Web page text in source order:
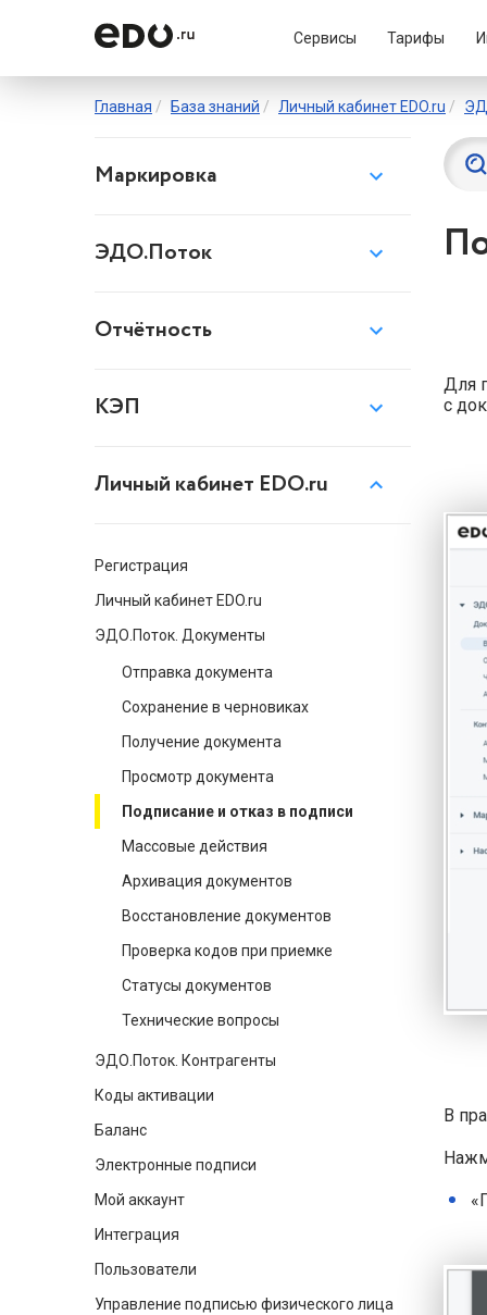
Сервисы Тарифы
Главная База знаний Личный кабинет EDO.ru
Маркировка
ЭДО.Поток
Отчётность
КЭП
Личный кабинет EDO.ru
Регистрация
Личный кабинет EDO.ru
ЭДО.Поток. Документы
Отправка документа
Сохранение в черновиках
Получение документа
Просмотр документа
Подписание и отказ в подписи
Массовые действия
Архивация документов
Восстановление документов
Проверка кодов при приемке
Статусы документов
Технические вопросы
ЭДО.Поток. Контрагенты
Коды активации
Баланс
Электронные подписи
Мой аккаунт
Интеграция
Пользователи
Управление подписью физического лица
Для
с
В